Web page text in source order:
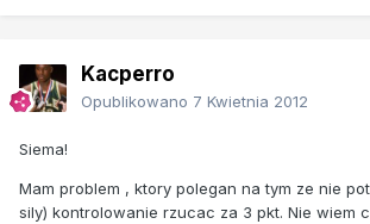
Kacperro
Opublikowano 7 Kwietnia 2012
Siema!
Mam problem , ktory polegan na tym ze nie
sily) kontrolowanie rzucac za 3 pkt. Nie wiem